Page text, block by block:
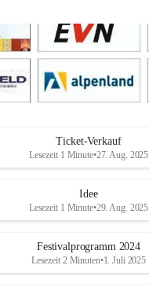
Ticket-Verkauf
Lesezeit 1 Minute•27. Aug. 2025
Idee
Lesezeit 1 Minute•29. Aug. 2025
Festivalprogramm 2024
Lesezeit 2 Minuten•1. Juli 2025